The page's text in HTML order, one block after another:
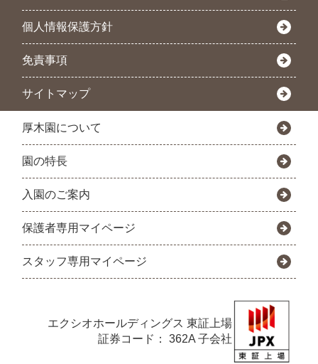
個人情報保護方針
免責事項
サイトマップ
厚木園について
園の特長
入園のご案内
保護者専用マイページ
スタッフ専用マイページ
エクシオホールディングス 東証上場
証券コード： 362A 子会社